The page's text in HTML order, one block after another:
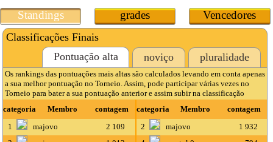
Standings grades Vencedores
Classificações Finais
Pontuação alta
noviço pluralidade
Os rankings das pontuações mais altas são calculados levando em conta apenas
a sua melhor pontuação no Torneio. Assim, pode participar várias vezes no
Torneio para bater a sua pontuação anterior e assim subir na classificação
categoria
Membro contagem categoria Membro
contagem
1
majovo 2 109 2 majovo
1 932